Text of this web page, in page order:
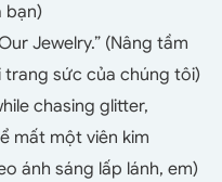
bạn)
Jewelry.” (Nâng tầm
sức của chúng tôi)
chasing glitter,
mất một viên kim
ánh sáng lấp lánh, em)